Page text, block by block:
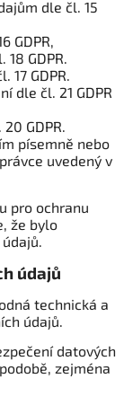
dle čl. 15
GDPR,
GDPR.
17 GDPR.
dle čl. 21 GDPR
GDPR.
písemně nebo
uvedený v
pro ochranu
že bylo
údajů
technická a
údajů.
datových
zejména